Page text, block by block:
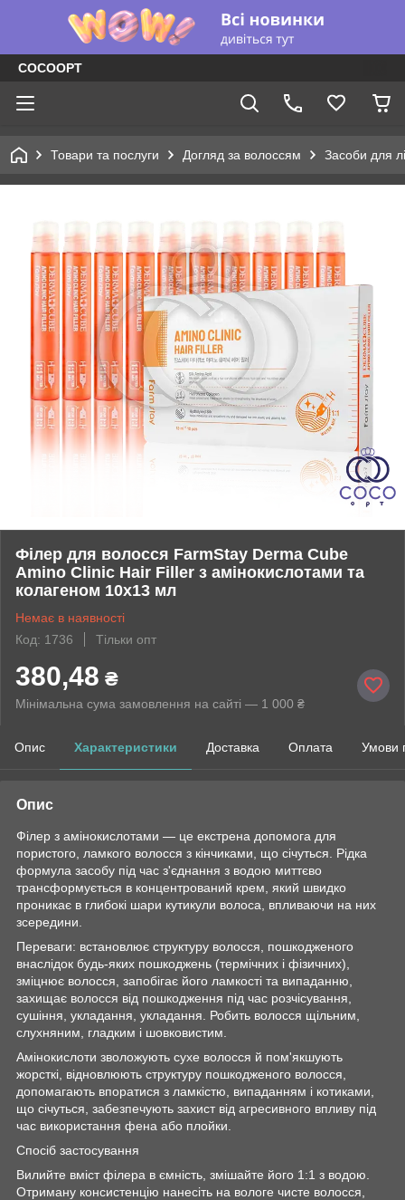
COCOOPT
Товари та послуги Догляд за волоссям Засоби для
Філер для волосся FarmStay Derma Cube
Amino Clinic Hair Filler з амінокислотами та
колагеном 10х13 мл
Немає в наявності
Код: 1736
Тільки опт
380,48 ₴
Мінімальна сума замовлення на сайті — 1 000 ₴
Опис Характеристики Доставка Оплата Умови
Опис
Філер з амінокислотами — це екстрена допомога для
пористого, ламкого волосся з кінчиками, що січуться. Рідка
формула засобу під час з'єднання з водою миттєво
трансформується в концентрований крем, який швидко
проникає в глибокі шари кутикули волоса, впливаючи на них
зсередини.
Переваги: встановлює структуру волосся, пошкодженого
внаслідок будь-яких пошкоджень (термічних і фізичних),
зміцнює волосся, запобігає його ламкості та випаданню,
захищає волосся від пошкодження під час розчісування,
сушіння, укладання, укладання. Робить волосся щільним,
слухняним, гладким і шовковистим.
Амінокислоти зволожують сухе волосся й пом'якшують
жорсткі, відновлюють структуру пошкодженого волосся,
допомагають впоратися з ламкістю, випаданням і котиками,
що січуться, забезпечують захист від агресивного впливу під
час використання фена або плойки.
Спосіб застосування
Вилийте вміст філера в ємність, змішайте його 1:1 з водою.
Отриману консистенцію нанесіть на вологе чисте волосся,